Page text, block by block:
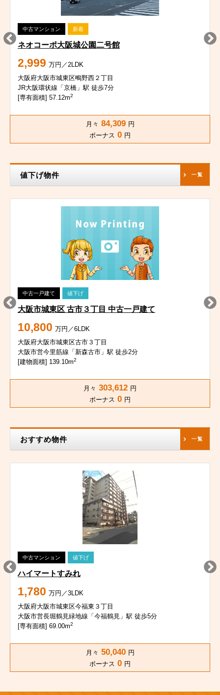
中古マンション 新着
ネオコーポ大阪城公園二号館
2,999 万円／2LDK
大阪府大阪市城東区鴫野西２丁目
JR大阪環状線「京橋」駅 徒歩7分
[専有面積] 57.12m2
月々 84,309 円
ボーナス 0 円
値下げ物件 一覧
中古一戸建て 値下げ
大阪市城東区 古市３丁目 中古一戸建て
10,800 万円／6LDK
大阪府大阪市城東区古市３丁目
大阪市営今里筋線「新森古市」駅 徒歩2分
[建物面積] 139.10m2
月々 303,612 円
ボーナス 0 円
おすすめ物件 一覧
中古マンション 値下げ
ハイマートすみれ
1,780 万円／3LDK
大阪府大阪市城東区今福東３丁目
大阪市営長堀鶴見緑地線「今福鶴見」駅 徒歩5分
[専有面積] 69.00m2
月々 50,040 円
ボーナス 0 円